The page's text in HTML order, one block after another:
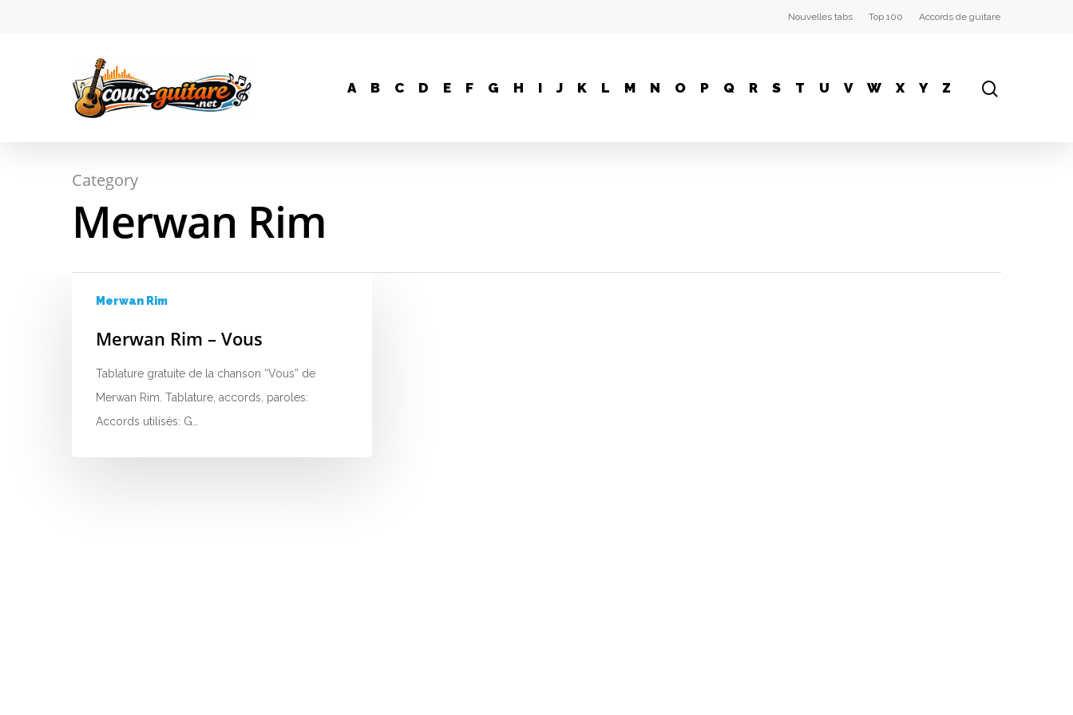
Nouvelles tabs Top 100 Accords de guitare
A B C D E F G H I J K L M N O P Q R S T U V W X Y Z
Category
Merwan Rim
Merwan Rim
Merwan Rim – Vous
Tablature gratuite de la chanson “Vous” de
Merwan Rim. Tablature, accords, paroles:
Accords utilisés: G…